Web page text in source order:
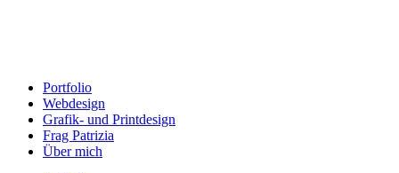
Portfolio
Webdesign
Grafik- und Printdesign
Frag Patrizia
Über mich